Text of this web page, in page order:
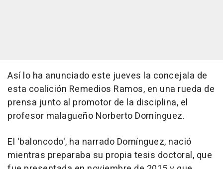
Así lo ha anunciado este jueves la concejala de
esta coalición Remedios Ramos, en una rueda de
prensa junto al promotor de la disciplina, el
profesor malagueño Norberto Domínguez.
El 'baloncodo', ha narrado Domínguez, nació
mientras preparaba su propia tesis doctoral, que